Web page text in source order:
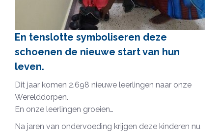
En tenslotte symboliseren deze
schoenen de nieuwe start van hun
leven.
Dit jaar komen 2.698 nieuwe leerlingen naar onze
Werelddorpen.
En onze leerlingen groeien…
Na jaren van ondervoeding krijgen deze kinderen nu